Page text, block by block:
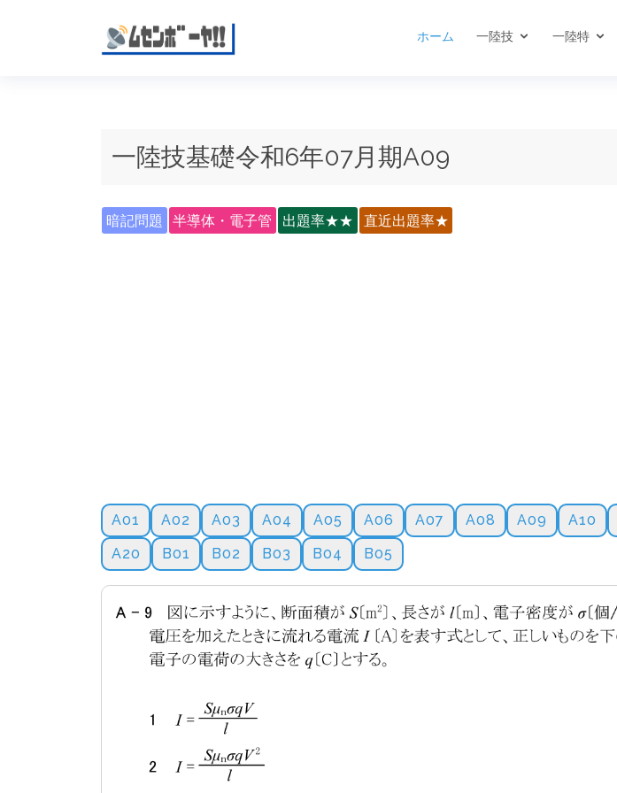
ホーム 一陸技 一陸特
一陸技基礎令和6年07月期A09
暗記問題 半導体・電子管 出題率★★ 直近出題率★
A01 A02 A03 A04 A05 A06 A07 A08 A09 A10
A20
B01 B02 B03 B04 B05